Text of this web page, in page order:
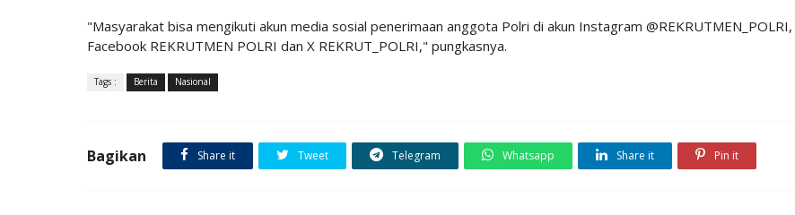
"Masyarakat bisa mengikuti akun media sosial penerimaan anggota Polri di akun Instagram @REKRUTMEN_POLRI,
Facebook REKRUTMEN POLRI dan X REKRUT_POLRI," pungkasnya.
Tags : Berita Nasional
Bagikan Share it Tweet Telegram Whatsapp Share it Pin it